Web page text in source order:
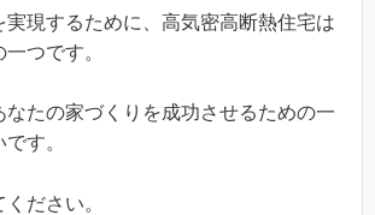
実現するために、高気密高断熱住宅は
つです。
なたの家づくりを成功させるための一
す。
ださい。